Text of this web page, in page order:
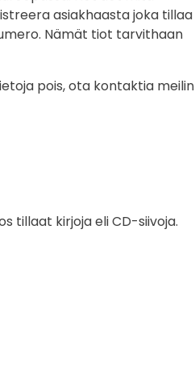
asiakhaasta joka tillaa
Nämät tiot tarvithaan
pois, ota kontaktia meilin
tillaat kirjoja eli CD-siivoja.